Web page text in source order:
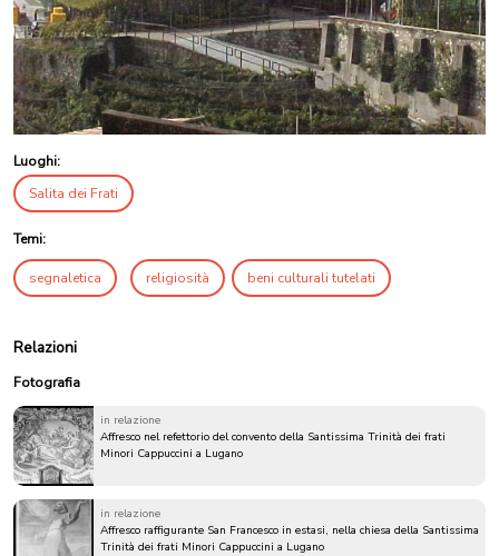
Luoghi:
Salita dei Frati
Temi:
segnaletica religiosità beni culturali tutelati
Relazioni
Fotografia
in relazione
Affresco nel refettorio del convento della Santissima Trinità dei frati
Minori Cappuccini a Lugano
in relazione
Affresco raffigurante San Francesco in estasi, nella chiesa della Santissima
Trinità dei frati Minori Cappuccini a Lugano